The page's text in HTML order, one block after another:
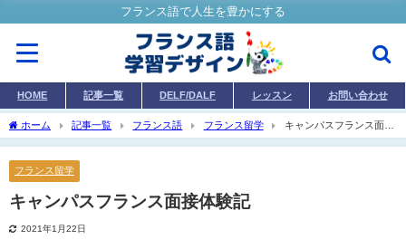
フランス語で人生を豊かにする
HOME 記事一覧 DELF/DALF レッスン お問い合わせ
ホーム 記事一覧 フランス語 フランス留学
キャンパスフランス面接
体験記
フランス留学
キャンパスフランス面接体験記
2021年1月22日